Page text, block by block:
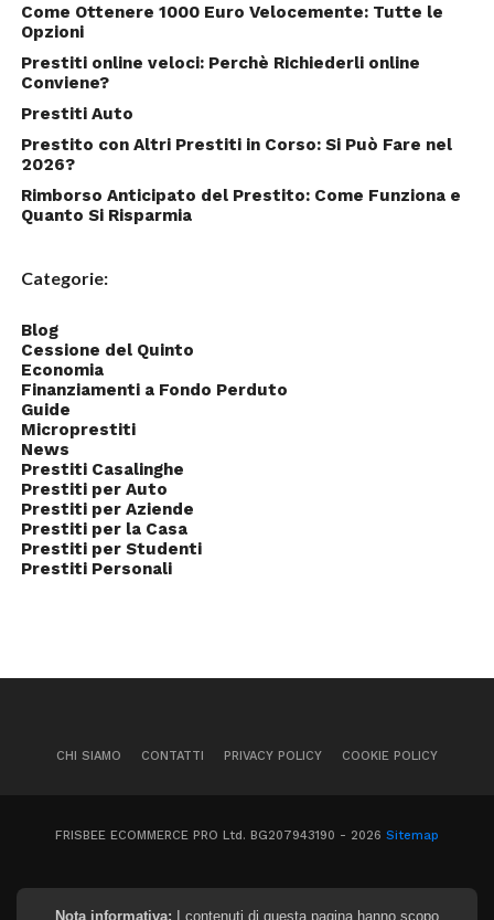
Come Ottenere 1000 Euro Velocemente: Tutte le
Opzioni
Prestiti online veloci: Perchè Richiederli online
Conviene?
Prestiti Auto
Prestito con Altri Prestiti in Corso: Si Può Fare nel
2026?
Rimborso Anticipato del Prestito: Come Funziona e
Quanto Si Risparmia
Categorie:
Blog
Cessione del Quinto
Economia
Finanziamenti a Fondo Perduto
Guide
Microprestiti
News
Prestiti Casalinghe
Prestiti per Auto
Prestiti per Aziende
Prestiti per la Casa
Prestiti per Studenti
Prestiti Personali
CHI SIAMO CONTATTI PRIVACY POLICY COOKIE POLICY
FRISBEE ECOMMERCE PRO Ltd. BG207943190 - 2026 Sitemap
Nota informativa: I contenuti di questa pagina hanno scopo